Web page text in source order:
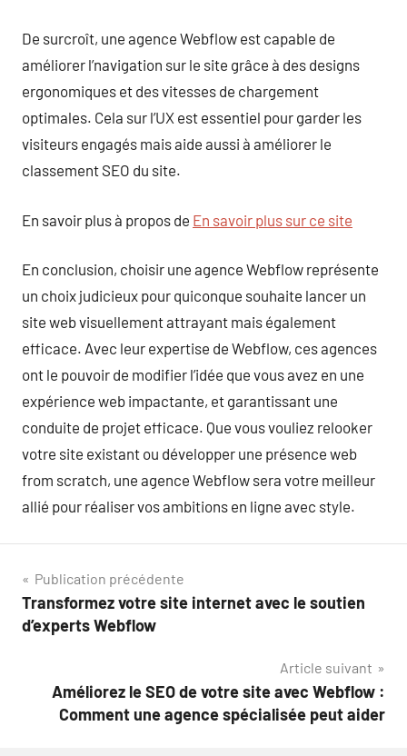
De surcroît, une agence Webflow est capable de
améliorer l’navigation sur le site grâce à des designs
ergonomiques et des vitesses de chargement
optimales. Cela sur l’UX est essentiel pour garder les
visiteurs engagés mais aide aussi à améliorer le
classement SEO du site.
En savoir plus à propos de En savoir plus sur ce site
En conclusion, choisir une agence Webflow représente
un choix judicieux pour quiconque souhaite lancer un
site web visuellement attrayant mais également
efficace. Avec leur expertise de Webflow, ces agences
ont le pouvoir de modifier l’idée que vous avez en une
expérience web impactante, et garantissant une
conduite de projet efficace. Que vous vouliez relooker
votre site existant ou développer une présence web
from scratch, une agence Webflow sera votre meilleur
allié pour réaliser vos ambitions en ligne avec style.
Navigation
de
Publication précédente
Transformez votre site internet avec le soutien
d’experts Webflow
Article suivant
Améliorez le SEO de votre site avec Webflow :
Comment une agence spécialisée peut aider